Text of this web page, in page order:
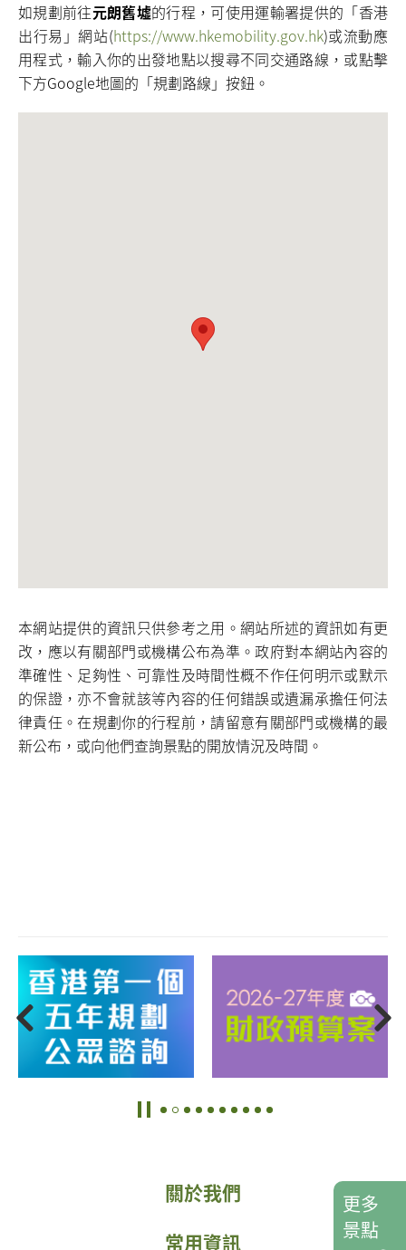
如規劃前往元朗舊墟的行程，可使用運輸署提供的「香港
出行易」網站(https://www.hkemobility.gov.hk)或流動應
用程式，輸入你的出發地點以搜尋不同交通路線，或點擊
下方Google地圖的「規劃路線」按鈕。
本網站提供的資訊只供參考之用。網站所述的資訊如有更
改，應以有關部門或機構公布為準。政府對本網站內容的
準確性、足夠性、可靠性及時間性概不作任何明示或默示
的保證，亦不會就該等內容的任何錯誤或遺漏承擔任何法
律責任。在規劃你的行程前，請留意有關部門或機構的最
新公布，或向他們查詢景點的開放情況及時間。
關於我們
常用資訊
更多
景點